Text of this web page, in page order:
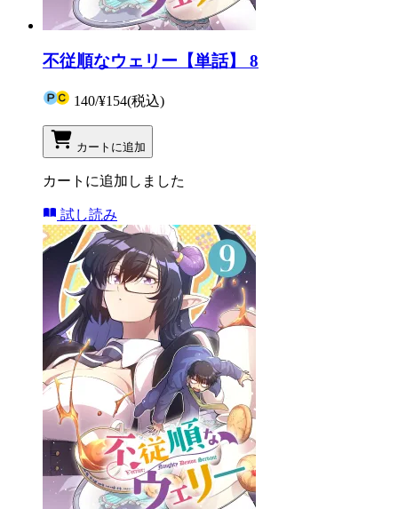
不従順なウェリー【単話】 8
140/¥154(税込)
カートに追加
カートに追加しました
試し読み